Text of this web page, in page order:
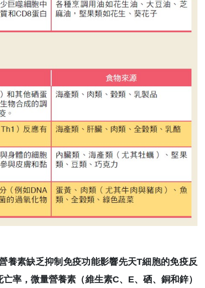
養素缺乏抑制免疫功能影響先天T細胞的免疫反
率，微量營養素（維生素C、E、硒、銅和鋅）